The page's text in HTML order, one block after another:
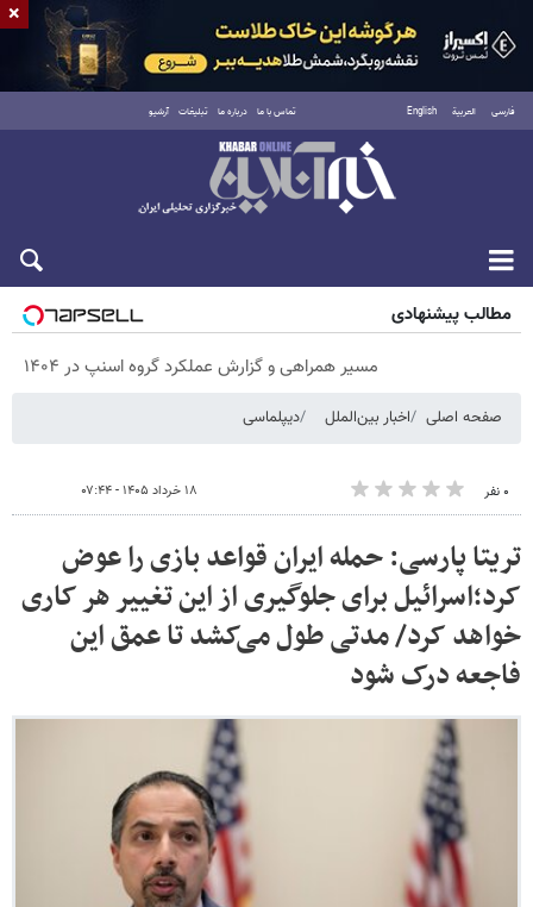
فارسی العربية English تماس با ما درباره ما تبلیغات آرشیو
پنجشنبه ۱۵ مرداد ۱۴۰۵
مطالب پیشنهادی
مسیر همراهی و گزارش عملکرد گروه اسنپ در ۱۴۰۴
صفحه اصلی اخبار بین‌الملل دیپلماسی
۰ نفر ۱۸ خرداد ۱۴۰۵ - ۰۷:۴۴
تریتا پارسی: حمله ایران قواعد بازی را عوض
کرد؛اسرائیل برای جلوگیری از این تغییر هر کاری
خواهد کرد/ مدتی طول می‌کشد تا عمق این
فاجعه درک شود
×